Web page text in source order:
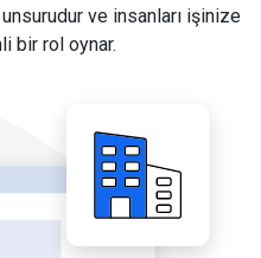
ve insanları işinize
bir rol oynar.